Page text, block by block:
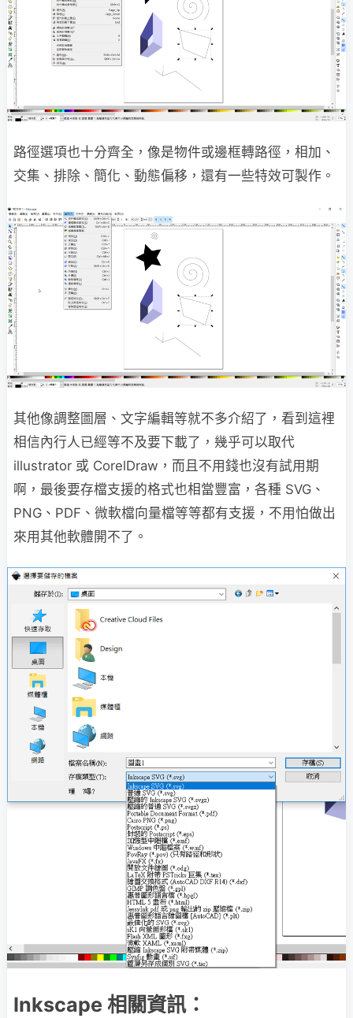
路徑選項也十分齊全，像是物件或邊框轉路徑，相加、
交集、排除、簡化、動態偏移，還有一些特效可製作。
其他像調整圖層、文字編輯等就不多介紹了，看到這裡
相信內行人已經等不及要下載了，幾乎可以取代
illustrator 或 CorelDraw，而且不用錢也沒有試用期
啊，最後要存檔支援的格式也相當豐富，各種 SVG、
PNG、PDF、微軟檔向量檔等等都有支援，不用怕做出
來用其他軟體開不了。
Inkscape 相關資訊：